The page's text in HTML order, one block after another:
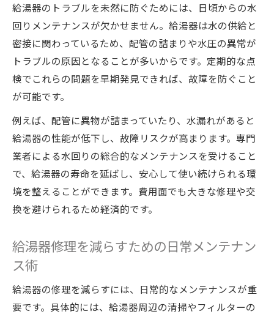
給湯器のトラブルを未然に防ぐためには、日頃からの水
回りメンテナンスが欠かせません。給湯器は水の供給と
密接に関わっているため、配管の詰まりや水圧の異常が
トラブルの原因となることが多いからです。定期的な点
検でこれらの問題を早期発見できれば、故障を防ぐこと
が可能です。
例えば、配管に異物が詰まっていたり、水漏れがあると
給湯器の性能が低下し、故障リスクが高まります。専門
業者による水回りの総合的なメンテナンスを受けること
で、給湯器の寿命を延ばし、安心して使い続けられる環
境を整えることができます。費用面でも大きな修理や交
換を避けられるため経済的です。
給湯器修理を減らすための日常メンテナン
ス術
給湯器の修理を減らすには、日常的なメンテナンスが重
要です。具体的には、給湯器周辺の清掃やフィルターの